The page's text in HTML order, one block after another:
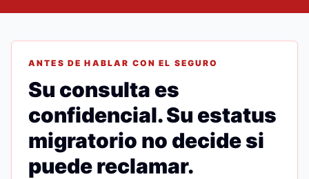
ANTES DE HABLAR CON EL SEGURO
Su consulta es
confidencial. Su estatus
migratorio no decide si
puede reclamar.